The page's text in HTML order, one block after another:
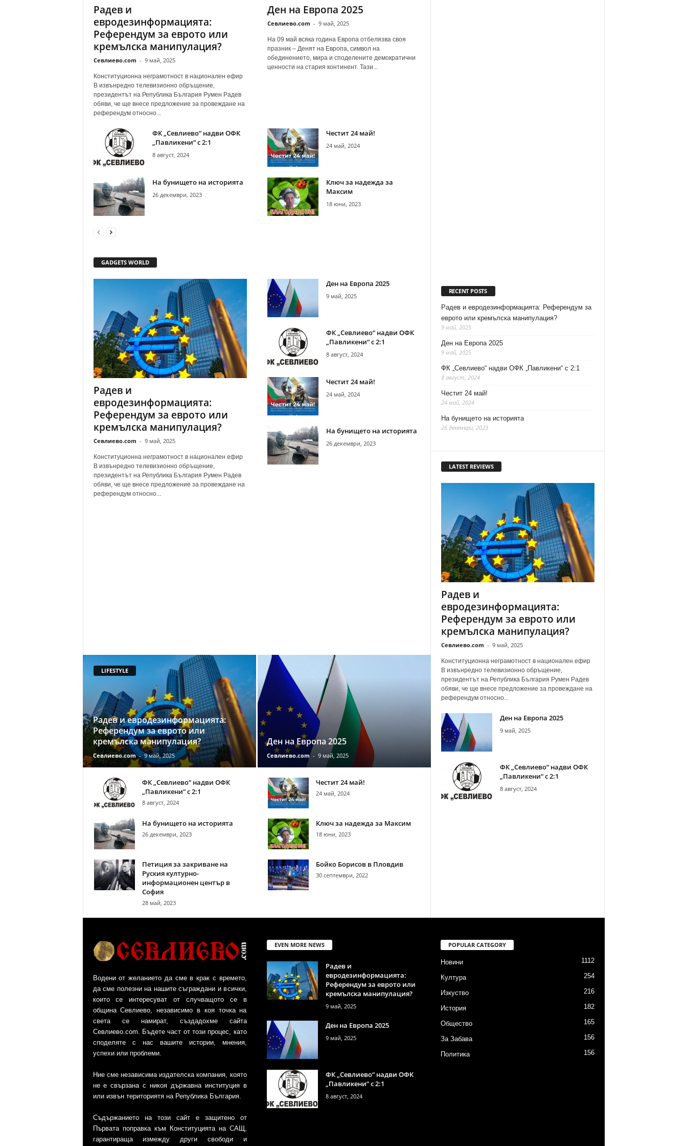
Радев и
евродезинформацията:
Референдум за еврото или
кремълска манипулация?
Севлиево.com - 9 май, 2025
Конституционна неграмотност в национален ефир
В извънредно телевизионно обръщение,
президентът на Република България Румен Радев
обяви, че ще внесе предложение за провеждане на
референдум относно...
Ден на Европа 2025
Севлиево.com - 9 май, 2025
На 09 май всяка година Европа отбелязва своя
празник – Денят на Европа, символ на
обединението, мира и споделените демократични
ценности на стария континент. Тази...
ФК „Севлиево“ надви ОФК
„Павликени“ с 2:1
8 август, 2024
Честит 24 май!
24 май, 2024
На бунището на историята
26 декември, 2023
Ключ за надежда за
Максим
18 юни, 2023
GADGETS WORLD
Радев и
евродезинформацията:
Референдум за еврото или
кремълска манипулация?
Севлиево.com - 9 май, 2025
Конституционна неграмотност в национален ефир
В извънредно телевизионно обръщение,
президентът на Република България Румен Радев
обяви, че ще внесе предложение за провеждане на
референдум относно...
Ден на Европа 2025
9 май, 2025
ФК „Севлиево“ надви ОФК
„Павликени“ с 2:1
8 август, 2024
Честит 24 май!
24 май, 2024
На бунището на историята
26 декември, 2023
LIFESTYLE
Радев и евродезинформацията:
Референдум за еврото или
кремълска манипулация?
Севлиево.com - 9 май, 2025
Ден на Европа 2025
Севлиево.com - 9 май, 2025
ФК „Севлиево“ надви ОФК
„Павликени“ с 2:1
8 август, 2024
Честит 24 май!
24 май, 2024
На бунището на историята
26 декември, 2023
Ключ за надежда за Максим
18 юни, 2023
Петиция за закриване на
Руския културно-
информационен център в
София
28 май, 2023
Бойко Борисов в Пловдив
30 септември, 2022
RECENT POSTS
Радев и евродезинформацията: Референдум за
еврото или кремълска манипулация?
9 май, 2025
Ден на Европа 2025
9 май, 2025
ФК „Севлиево“ надви ОФК „Павликени“ с 2:1
8 август, 2024
Честит 24 май!
24 май, 2024
На бунището на историята
26 декември, 2023
LATEST REVIEWS
Радев и
евродезинформацията:
Референдум за еврото или
кремълска манипулация?
Севлиево.com - 9 май, 2025
Конституционна неграмотност в национален ефир
В извънредно телевизионно обръщение,
президентът на Република България Румен Радев
обяви, че ще внесе предложение за провеждане на
референдум относно...
Ден на Европа 2025
9 май, 2025
ФК „Севлиево“ надви ОФК
„Павликени“ с 2:1
8 август, 2024
Водени от желанието да сме в крак с времето,
да сме полезни на нашите съграждани и всички,
които се интересуват от случващото се в
община Севлиево, независимо в коя точка на
света се намират, създадохме сайта
Севлиево.com. Бъдете част от този процес, като
споделяте с нас вашите истории, мнения,
успехи или проблеми.
Ние сме независима издателска компания, която
не е свързана с никоя държавна институция в
или извън териториятя на Република България.
Съдържанието на този сайт е защитено от
Първата поправка към Конституцията на САЩ,
гарантираща измежду други свободи и
EVEN MORE NEWS
Радев и
евродезинформацията:
Референдум за еврото или
кремълска манипулация?
9 май, 2025
Ден на Европа 2025
9 май, 2025
ФК „Севлиево“ надви ОФК
„Павликени“ с 2:1
8 август, 2024
POPULAR CATEGORY
Новини 1112
Култура 254
Изкуство 216
История 182
Общество 165
За Забава 156
Политика 156